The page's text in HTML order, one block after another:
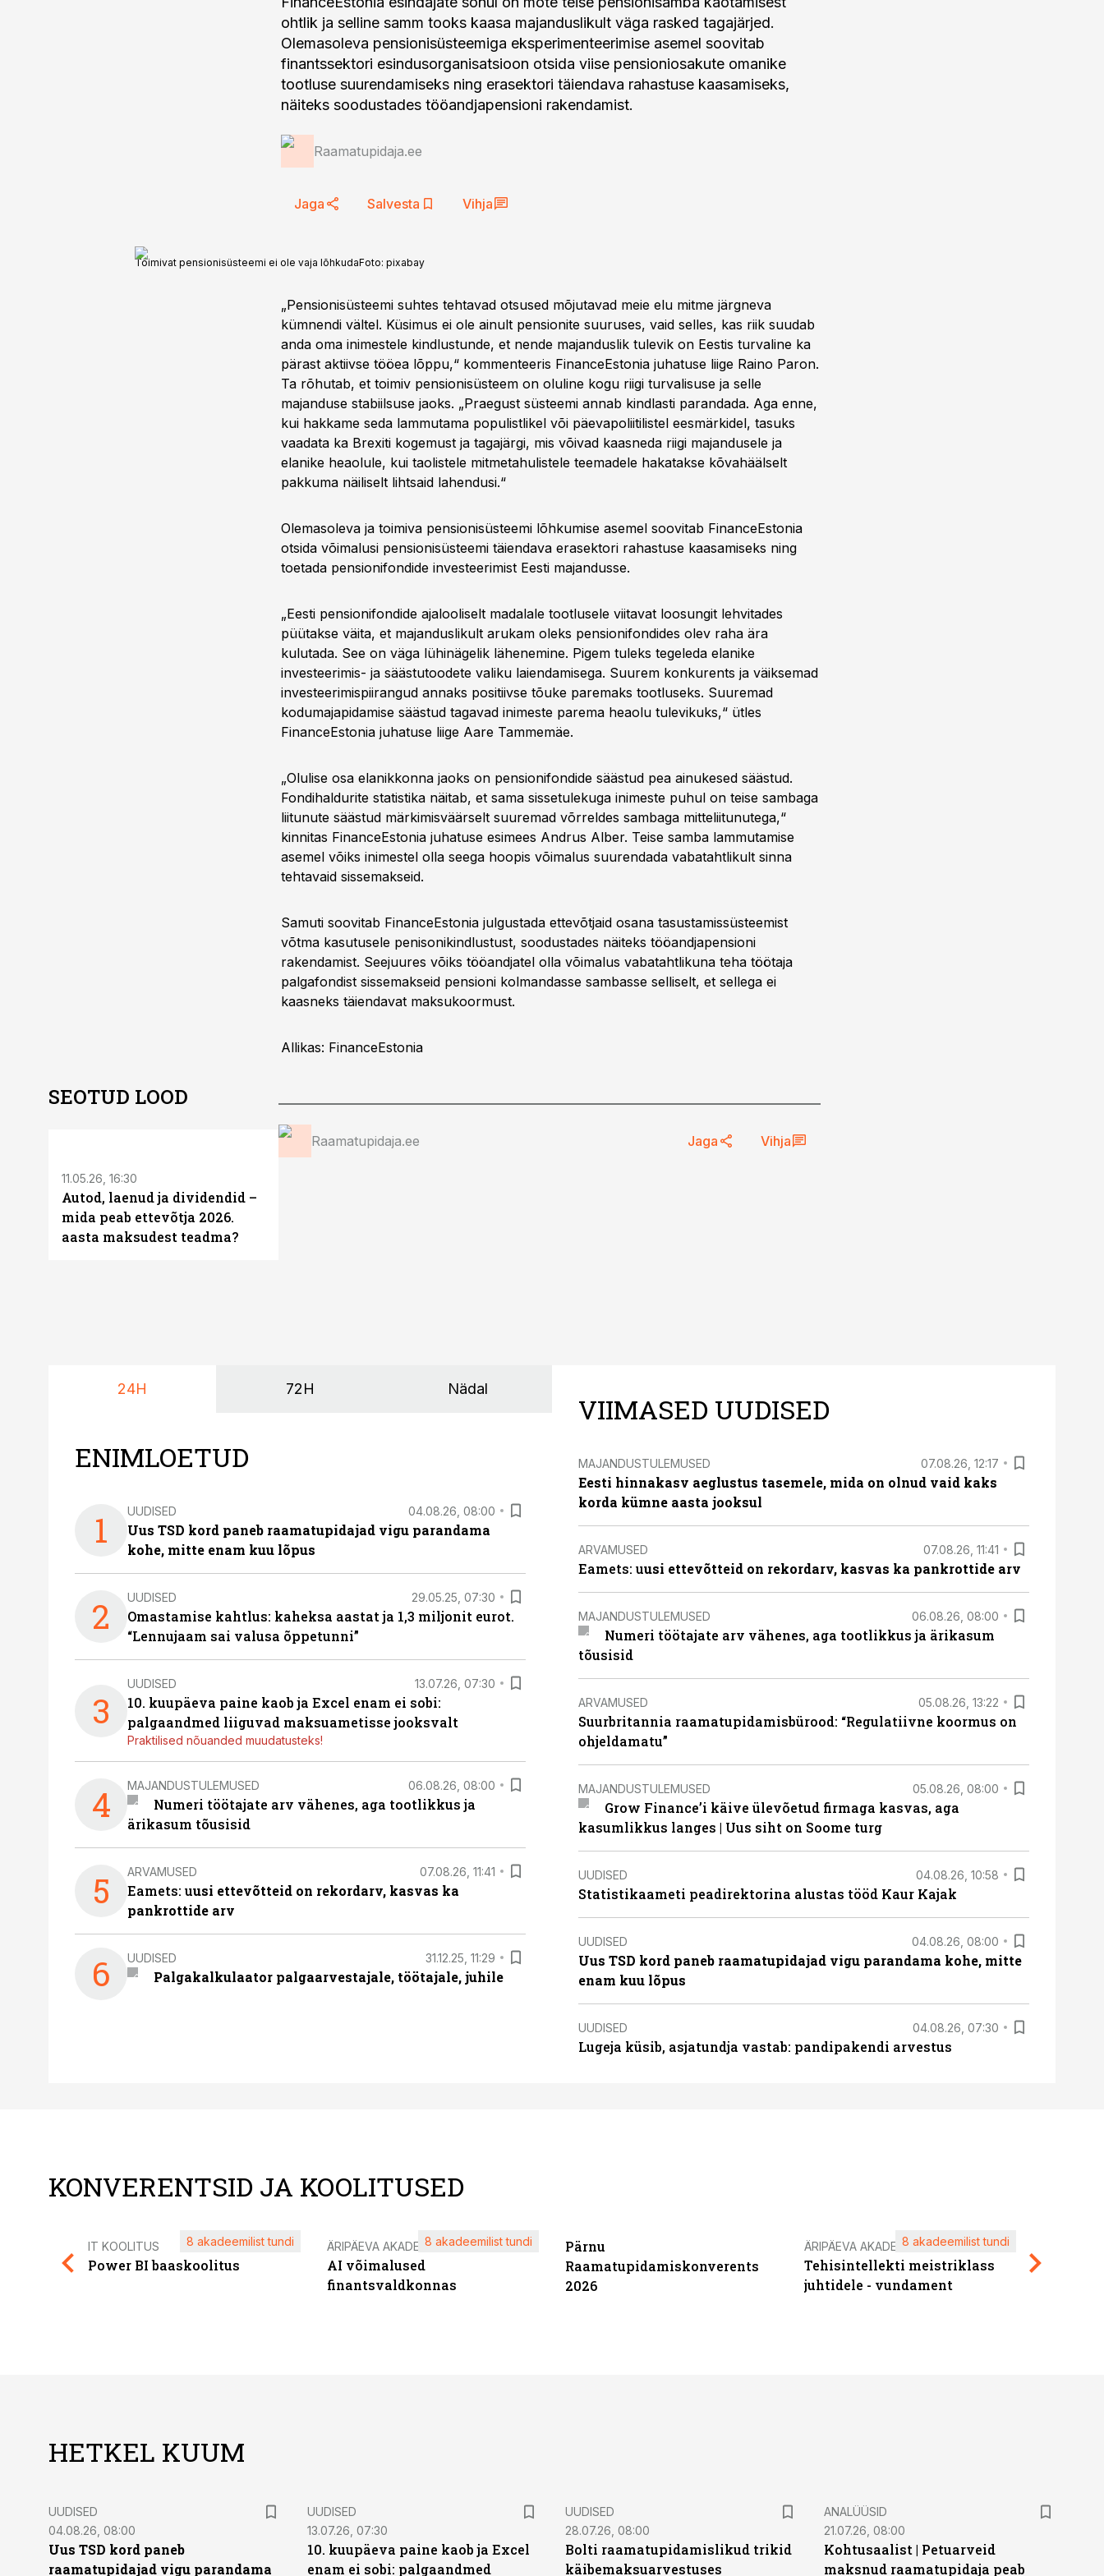
ohtlik ja selline samm tooks kaasa majanduslikult väga rasked tagajärjed.
Olemasoleva pensionisüsteemiga eksperimenteerimise asemel soovitab
finantssektori esindusorganisatsioon otsida viise pensioniosakute omanike
tootluse suurendamiseks ning erasektori täiendava rahastuse kaasamiseks,
näiteks soodustades tööandjapensioni rakendamist.
Raamatupidaja.ee
Jaga Salvesta Vihja
Toimivat pensionisüsteemi ei ole vaja lõhkudaFoto: pixabay
„Pensionisüsteemi suhtes tehtavad otsused mõjutavad meie elu mitme järgneva
kümnendi vältel. Küsimus ei ole ainult pensionite suuruses, vaid selles, kas riik suudab
anda oma inimestele kindlustunde, et nende majanduslik tulevik on Eestis turvaline ka
pärast aktiivse tööea lõppu,“ kommenteeris FinanceEstonia juhatuse liige Raino Paron.
Ta rõhutab, et toimiv pensionisüsteem on oluline kogu riigi turvalisuse ja selle
majanduse stabiilsuse jaoks. „Praegust süsteemi annab kindlasti parandada. Aga enne,
kui hakkame seda lammutama populistlikel või päevapoliitilistel eesmärkidel, tasuks
vaadata ka Brexiti kogemust ja tagajärgi, mis võivad kaasneda riigi majandusele ja
elanike heaolule, kui taolistele mitmetahulistele teemadele hakatakse kõvahäälselt
pakkuma näiliselt lihtsaid lahendusi.“
Olemasoleva ja toimiva pensionisüsteemi lõhkumise asemel soovitab FinanceEstonia
otsida võimalusi pensionisüsteemi täiendava erasektori rahastuse kaasamiseks ning
toetada pensionifondide investeerimist Eesti majandusse.
„Eesti pensionifondide ajalooliselt madalale tootlusele viitavat loosungit lehvitades
püütakse väita, et majanduslikult arukam oleks pensionifondides olev raha ära
kulutada. See on väga lühinägelik lähenemine. Pigem tuleks tegeleda elanike
investeerimis- ja säästutoodete valiku laiendamisega. Suurem konkurents ja väiksemad
investeerimispiirangud annaks positiivse tõuke paremaks tootluseks. Suuremad
kodumajapidamise säästud tagavad inimeste parema heaolu tulevikuks,“ ütles
FinanceEstonia juhatuse liige Aare Tammemäe.
„Olulise osa elanikkonna jaoks on pensionifondide säästud pea ainukesed säästud.
Fondihaldurite statistika näitab, et sama sissetulekuga inimeste puhul on teise sambaga
liitunute säästud märkimisväärselt suuremad võrreldes sambaga mitteliitunutega,“
kinnitas FinanceEstonia juhatuse esimees Andrus Alber. Teise samba lammutamise
asemel võiks inimestel olla seega hoopis võimalus suurendada vabatahtlikult sinna
tehtavaid sissemakseid.
Samuti soovitab FinanceEstonia julgustada ettevõtjaid osana tasustamissüsteemist
võtma kasutusele penisonikindlustust, soodustades näiteks tööandjapensioni
rakendamist. Seejuures võiks tööandjatel olla võimalus vabatahtlikuna teha töötaja
palgafondist sissemakseid pensioni kolmandasse sambasse selliselt, et sellega ei
kaasneks täiendavat maksukoormust.
Allikas: FinanceEstonia
Raamatupidaja.ee Jaga Vihja
SEOTUD LOOD
11.05.26, 16:30
Autod, laenud ja dividendid –
mida peab ettevõtja 2026.
aasta maksudest teadma?
24H 72H Nädal
ENIMLOETUD
1 UUDISED 04.08.26, 08:00
Uus TSD kord paneb raamatupidajad vigu parandama
kohe, mitte enam kuu lõpus
2 UUDISED 29.05.25, 07:30
Omastamise kahtlus: kaheksa aastat ja 1,3 miljonit eurot.
“Lennujaam sai valusa õppetunni”
3
UUDISED 13.07.26, 07:30
10. kuupäeva paine kaob ja Excel enam ei sobi:
palgaandmed liiguvad maksuametisse jooksvalt
Praktilised nõuanded muudatusteks!
4 MAJANDUSTULEMUSED 06.08.26, 08:00
Numeri töötajate arv vähenes, aga tootlikkus ja
ärikasum tõusisid
5 ARVAMUSED 07.08.26, 11:41
Eamets: uusi ettevõtteid on rekordarv, kasvas ka
pankrottide arv
6 UUDISED 31.12.25, 11:29
Palgakalkulaator palgaarvestajale, töötajale, juhile
VIIMASED UUDISED
MAJANDUSTULEMUSED 07.08.26, 12:17
Eesti hinnakasv aeglustus tasemele, mida on olnud vaid kaks
korda kümne aasta jooksul
ARVAMUSED 07.08.26, 11:41
Eamets: uusi ettevõtteid on rekordarv, kasvas ka pankrottide arv
MAJANDUSTULEMUSED 06.08.26, 08:00
Numeri töötajate arv vähenes, aga tootlikkus ja ärikasum
tõusisid
ARVAMUSED 05.08.26, 13:22
Suurbritannia raamatupidamisbürood: “Regulatiivne koormus on
ohjeldamatu”
MAJANDUSTULEMUSED 05.08.26, 08:00
Grow Finance’i käive ülevõetud firmaga kasvas, aga
kasumlikkus langes | Uus siht on Soome turg
UUDISED 04.08.26, 10:58
Statistikaameti peadirektorina alustas tööd Kaur Kajak
UUDISED 04.08.26, 08:00
Uus TSD kord paneb raamatupidajad vigu parandama kohe, mitte
enam kuu lõpus
UUDISED 04.08.26, 07:30
Lugeja küsib, asjatundja vastab: pandipakendi arvestus
KONVERENTSID JA KOOLITUSED
IT KOOLITUS
Power BI baaskoolitus
8 akadeemilist tundi ÄRIPÄEVA AKADEEMIA
AI võimalused
finantsvaldkonnas
8 akadeemilist tundi
Pärnu
Raamatupidamiskonverents
2026
ÄRIPÄEVA AKADEEMIA
Tehisintellekti meistriklass
juhtidele - vundament
8 akadeemilist tundi
HETKEL KUUM
UUDISED
04.08.26, 08:00
Uus TSD kord paneb
raamatupidajad vigu parandama
UUDISED
13.07.26, 07:30
10. kuupäeva paine kaob ja Excel
enam ei sobi: palgaandmed
UUDISED
28.07.26, 08:00
Bolti raamatupidamislikud trikid
käibemaksuarvestuses
ANALÜÜSID
21.07.26, 08:00
Kohtusaalist | Petuarveid
maksnud raamatupidaja peab